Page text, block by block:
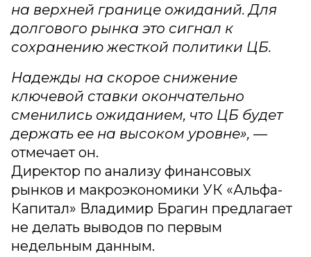
на верхней границе ожиданий. Для
долгового рынка это сигнал к
сохранению жесткой политики ЦБ.
Надежды на скорое снижение
ключевой ставки окончательно
сменились ожиданием, что ЦБ будет
держать ее на высоком уровне», —
отмечает он.
Директор по анализу финансовых
рынков и макроэкономики УК «Альфа-
Капитал» Владимир Брагин предлагает
не делать выводов по первым
недельным данным.